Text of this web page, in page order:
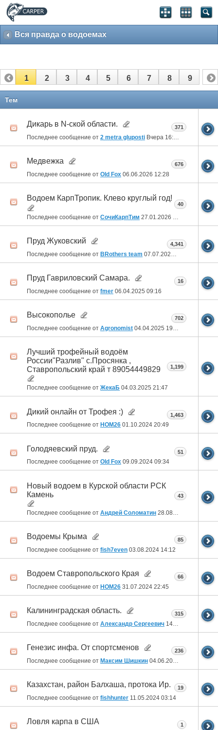
Вся правда о водоемах
1 2 3 4 5 6 7 8 9
Тем
Дикарь в N-ской области.
Последнее сообщение от 2 metra gluposti Вчера 16:42
371
Медвежка
Последнее сообщение от Old Fox 06.06.2026 12:28
676
Водоем КарпТропик. Клево круглый год!
Последнее сообщение от СочиКарпТим 27.01.2026 14:49
40
Пруд Жуковский
Последнее сообщение от BRothers team 07.07.2025 11:02
4,341
Пруд Гавриловский Самара.
Последнее сообщение от fmer 06.04.2025 09:16
16
Высокополье
Последнее сообщение от Agronomist 04.04.2025 19:30
702
Лучший трофейный водоём
России"Разлив" с.Просянка ,
Ставропольский край т 89054449829
Последнее сообщение от ЖекаБ 04.03.2025 21:47
1,199
Дикий онлайн от Трофея :)
Последнее сообщение от HOM26 01.10.2024 20:49
1,463
Голодяевский пруд.
Последнее сообщение от Old Fox 09.09.2024 09:34
51
Новый водоем в Курской области РСК
Камень
Последнее сообщение от Андрей Соломатин 28.08.2024
43
Водоемы Крыма
Последнее сообщение от fish7even 03.08.2024 14:12
85
Водоем Ставропольского Края
Последнее сообщение от HOM26 31.07.2024 22:45
66
Калининградская область.
Последнее сообщение от Александр Сергеевич 14.06.2024 19:48
315
Генезис инфа. От спортсменов
Последнее сообщение от Максим Шишкин 04.06.2024
236
Казахстан, район Балхаша, протока Ир.
Последнее сообщение от fishhunter 11.05.2024 03:14
19
Ловля карпа в США 1